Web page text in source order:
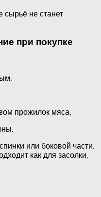
сырьё не станет
при покупке
прожилок мяса;
или боковой части.
как для засолки,